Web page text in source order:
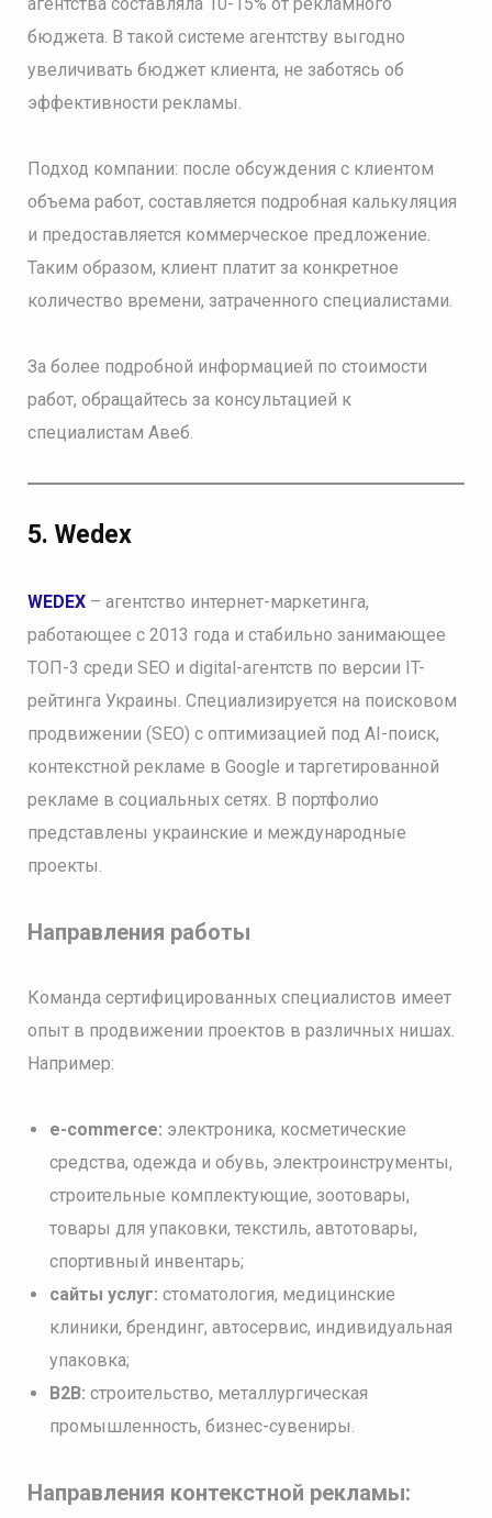
бюджета. В такой системе агентству выгодно
увеличивать бюджет клиента, не заботясь об
эффективности рекламы.
Подход компании: после обсуждения с клиентом
объема работ, составляется подробная калькуляция
и предоставляется коммерческое предложение.
Таким образом, клиент платит за конкретное
количество времени, затраченного специалистами.
За более подробной информацией по стоимости
работ, обращайтесь за консультацией к
специалистам Авеб.
5. Wedex
WEDEX – агентство интернет-маркетинга,
работающее с 2013 года и стабильно занимающее
ТОП-3 среди SEO и digital-агентств по версии IT-
рейтинга Украины. Специализируется на поисковом
продвижении (SEO) с оптимизацией под AI-поиск,
контекстной рекламе в Google и таргетированной
рекламе в социальных сетях. В портфолио
представлены украинские и международные
проекты.
Направления работы
Команда сертифицированных специалистов имеет
опыт в продвижении проектов в различных нишах.
Например:
e-commerce: электроника, косметические
средства, одежда и обувь, электроинструменты,
строительные комплектующие, зоотовары,
товары для упаковки, текстиль, автотовары,
спортивный инвентарь;
сайты услуг: стоматология, медицинские
клиники, брендинг, автосервис, индивидуальная
упаковка;
B2B: строительство, металлургическая
промышленность, бизнес-сувениры.
Направления контекстной рекламы: